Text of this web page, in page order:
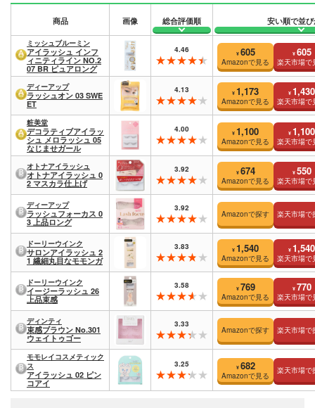
商品 画像 総合評価順 安い順で並
ミッシュブルーミン
アイラッシュ インフ
ィニティライン NO.2
07 BR ピュアロング
4.46 ¥ 605
Amazonで見る
¥ 605
楽天市場で
ディーアップ
ラッシュオン 03 SWE
ET
4.13 ¥ 1,173
Amazonで見る
¥ 1,430
楽天市場で
粧美堂
デコラティブアイラッ
シュ メロラッシュ 05
なじませガール
4.00 ¥ 1,100
Amazonで見る
¥ 1,100
楽天市場で
オトナアイラッシュ
オトナアイラッシュ 0
2 マスカラ仕上げ
3.92 ¥ 674
Amazonで見る
¥ 550
楽天市場で
ディーアップ
ラッシュフォーカス 0
3 上品ロング
3.92
Amazonで探す 楽天市場で
ドーリーウインク
サロンアイラッシュ 2
1 繊細丸目なモモンガ
3.83 ¥ 1,540
Amazonで見る
¥ 1,540
楽天市場で
ドーリーウインク
イージーラッシュ 26
上品束感
3.58 ¥ 769
Amazonで見る
¥ 770
楽天市場で
ディンティ
束感ブラウン No.301
ウェイトゥゴー
3.33
Amazonで探す 楽天市場で
モモレイコスメティック
ス
アイラッシュ 02 ピン
コアイ
3.25 ¥ 682
Amazonで見る
楽天市場で